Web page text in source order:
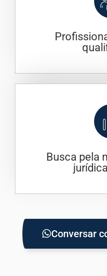
Busca pela
Conversar